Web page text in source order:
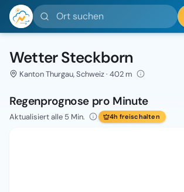
Ort suchen
Wetter Steckborn
Kanton Thurgau, Schweiz · 402 m
Regenprognose pro Minute
Aktualisiert alle 5 Min. 4h freischalten